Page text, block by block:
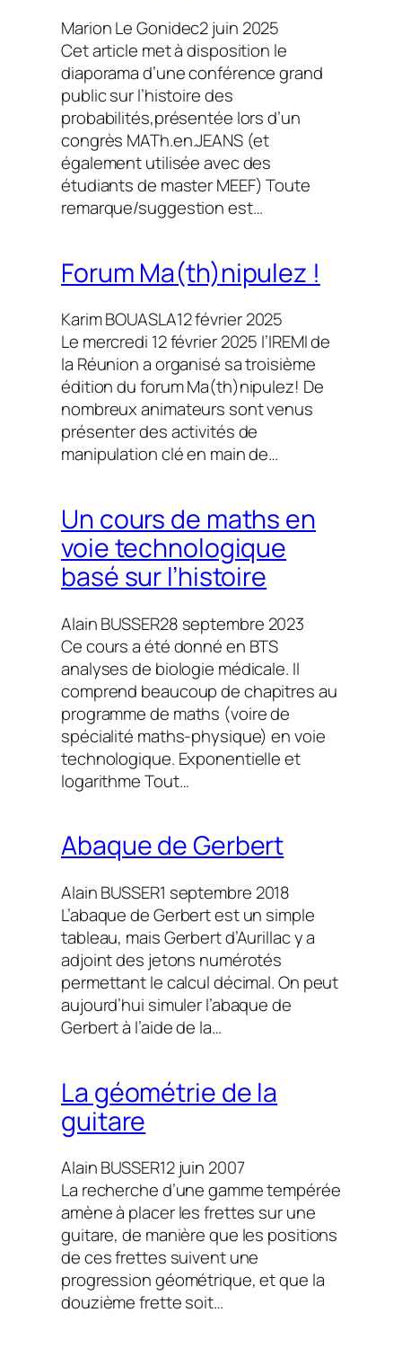
Marion Le Gonidec2 juin 2025
Cet article met à disposition le
diaporama d’une conférence grand
public sur l’histoire des
probabilités,présentée lors d’un
congrès MATh.en.JEANS (et
également utilisée avec des
étudiants de master MEEF) Toute
remarque/suggestion est…
Forum Ma(th)nipulez !
Karim BOUASLA12 février 2025
Le mercredi 12 février 2025 l’IREMI de
la Réunion a organisé sa troisième
édition du forum Ma(th)nipulez! De
nombreux animateurs sont venus
présenter des activités de
manipulation clé en main de…
Un cours de maths en
voie technologique
basé sur l’histoire
Alain BUSSER28 septembre 2023
Ce cours a été donné en BTS
analyses de biologie médicale. Il
comprend beaucoup de chapitres au
programme de maths (voire de
spécialité maths-physique) en voie
technologique. Exponentielle et
logarithme Tout…
Abaque de Gerbert
Alain BUSSER1 septembre 2018
L’abaque de Gerbert est un simple
tableau, mais Gerbert d’Aurillac y a
adjoint des jetons numérotés
permettant le calcul décimal. On peut
aujourd’hui simuler l’abaque de
Gerbert à l’aide de la…
La géométrie de la
guitare
Alain BUSSER12 juin 2007
La recherche d’une gamme tempérée
amène à placer les frettes sur une
guitare, de manière que les positions
de ces frettes suivent une
progression géométrique, et que la
douzième frette soit…